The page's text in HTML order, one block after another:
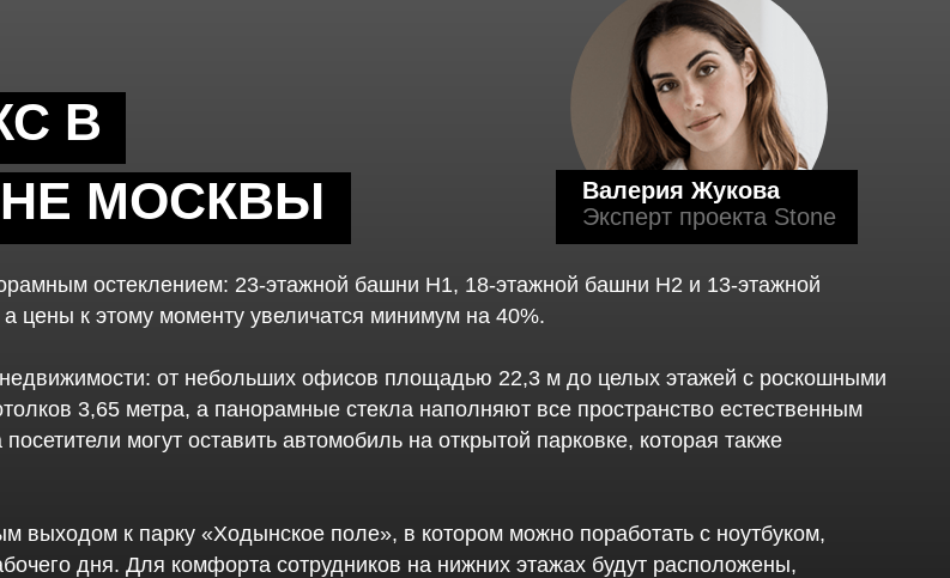
остеклением: 23-этажной башни H1, 18-этажной башни H2 и 13-этажной
цены к этому моменту увеличатся минимум на 40%.
от небольших офисов площадью 22,3 м до целых этажей с роскошными
3,65 метра, а панорамные стекла наполняют все пространство естественным
могут оставить автомобиль на открытой парковке, которая также
к парку «Ходынское поле», в котором можно поработать с ноутбуком,
дня. Для комфорта сотрудников на нижних этажах будут расположены,
В
МОСКВЫ
Валерия Жукова
Эксперт проекта Stone